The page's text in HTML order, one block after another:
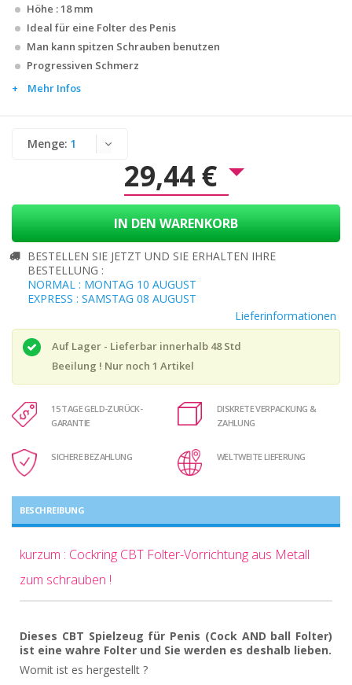
Höhe : 18 mm
Ideal für eine Folter des Penis
Man kann spitzen Schrauben benutzen
Progressiven Schmerz
Mehr Infos
Menge:
29,44 €
IN DEN WARENKORB
BESTELLEN SIE JETZT UND SIE ERHALTEN IHRE
BESTELLUNG :
NORMAL : MONTAG 10 AUGUST
EXPRESS : SAMSTAG 08 AUGUST
Lieferinformationen
Auf Lager - Lieferbar innerhalb 48 Std
Beeilung ! Nur noch 1 Artikel
15 TAGE GELD-ZURÜCK-
GARANTIE
DISKRETE VERPACKUNG &
ZAHLUNG
SICHERE BEZAHLUNG WELTWEITE LIEFERUNG
BESCHREIBUNG
kurzum : Cockring CBT Folter-Vorrichtung aus Metall
zum schrauben !
Dieses CBT Spielzeug für Penis (Cock AND ball Folter)
ist eine wahre Folter und Sie werden es deshalb lieben.
Womit ist es hergestellt ?